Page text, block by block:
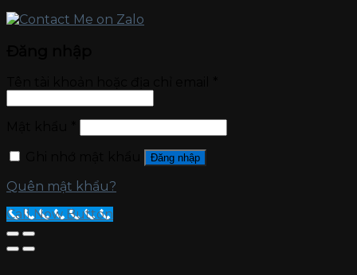
Đăng nhập
Quên mật khẩu?
Call Now Button